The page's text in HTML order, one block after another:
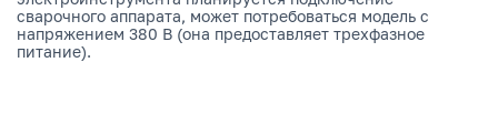
сварочного аппарата, может потребоваться модель с
напряжением 380 В (она предоставляет трехфазное
питание).